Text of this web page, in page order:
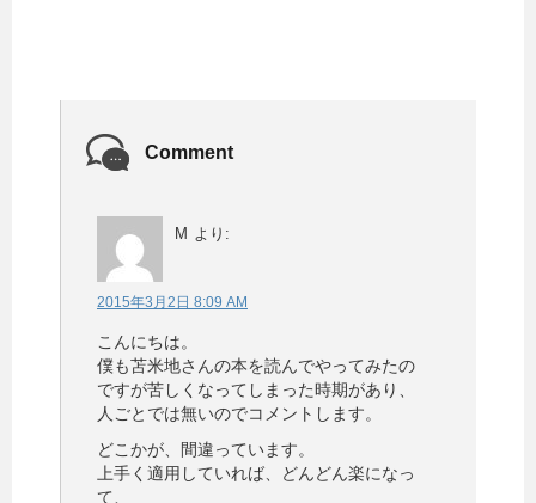
Comment
M より:
2015年3月2日 8:09 AM
こんにちは。
僕も苫米地さんの本を読んでやってみたの
ですが苦しくなってしまった時期があり、
人ごとでは無いのでコメントします。
どこかが、間違っています。
上手く適用していれば、どんどん楽になっ
て、